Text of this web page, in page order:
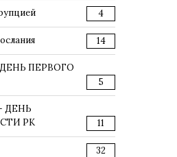
4
14
ДЕНЬ ПЕРВОГО
5
ДЕНЬ
РК
11
32